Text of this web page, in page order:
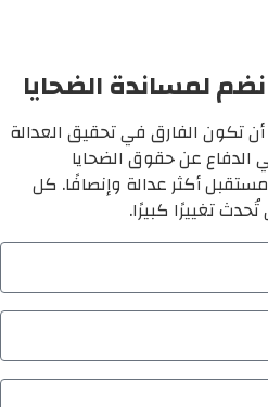
لمساندة الضحايا
تكون الفارق في تحقيق العدالة
الدفاع عن حقوق الضحايا
أكثر عدالة وإنصافًا. كل
تغييرًا كبيرًا.